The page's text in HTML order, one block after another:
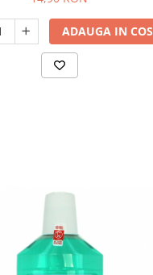
ADAUGA IN COS